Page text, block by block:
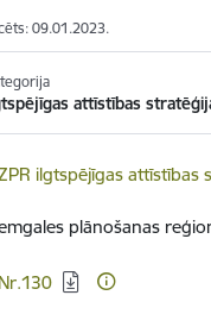
09.01.2023.
attīstības
ilgtspējīgas
plānošanas
Nr.130